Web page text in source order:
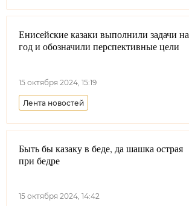
Всероссийское казачье общество
Лента новостей Виталий Кузнецов
Образование
Енисейские казаки выполнили задачи на
год и обозначили перспективные цели
15 октября 2024, 15:19
Лента новостей
Енисейское войсковое казачье общество
Красноярский край
Быть бы казаку в беде, да шашка острая
при бедре
15 октября 2024, 14:42